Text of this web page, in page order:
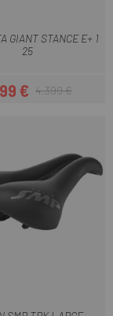
GIANT STANCE E+ 1
25
Precio
€Precio regular
4.399 €